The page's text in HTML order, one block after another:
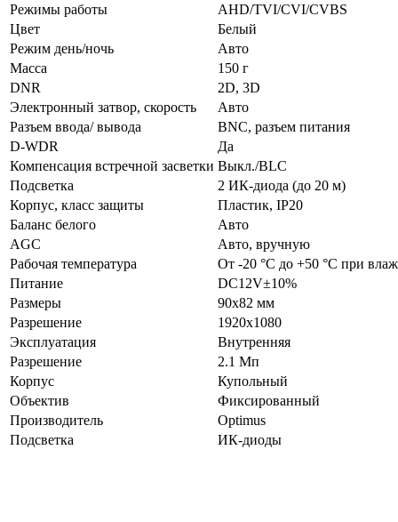
Режимы работы
AHD/TVI/CVI/CVBS
Цвет
Белый
Режим день/ночь
Авто
Масса
150 г
DNR
2D, 3D
Электронный затвор, скорость
Авто
Разъем ввода/ вывода
BNC, разъем питания
D-WDR
Да
Компенсация встречной засветки Выкл./BLC
Подсветка
2 ИК-диода (до 20 м)
Корпус, класс защиты
Пластик, IP20
Баланс белого
Авто
AGC
Авто, вручную
Рабочая температура
От -20 °С до +50 °С при
Питание
DC12V±10%
Размеры
90х82 мм
Разрешение
1920х1080
Эксплуатация
Внутренняя
Разрешение
2.1 Мп
Корпус
Купольный
Объектив
Фиксированный
Производитель
Optimus
Подсветка
ИК-диоды